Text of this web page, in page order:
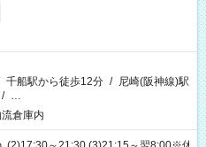
千船駅から徒歩12分 / 尼崎(阪神線)駅
/ …
倉庫内